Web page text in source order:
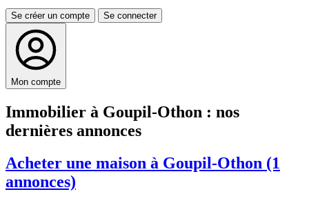
Se créer un compte Se connecter
Mon compte
Immobilier à Goupil-Othon : nos
dernières annonces
Acheter une maison à Goupil-Othon (1
annonces)